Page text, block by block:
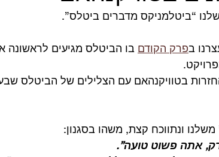
Yellow
Abbey Road
רדיו קטעים מתוך ספרים ומאמרים בפרק הקודם בו הביטלס מגיעים לראשונה
בטוויקנהאם עם הצלילים של הביטלס
ונתווכח קצת, משהו בסגנון:
אתה פשוט טועה”.